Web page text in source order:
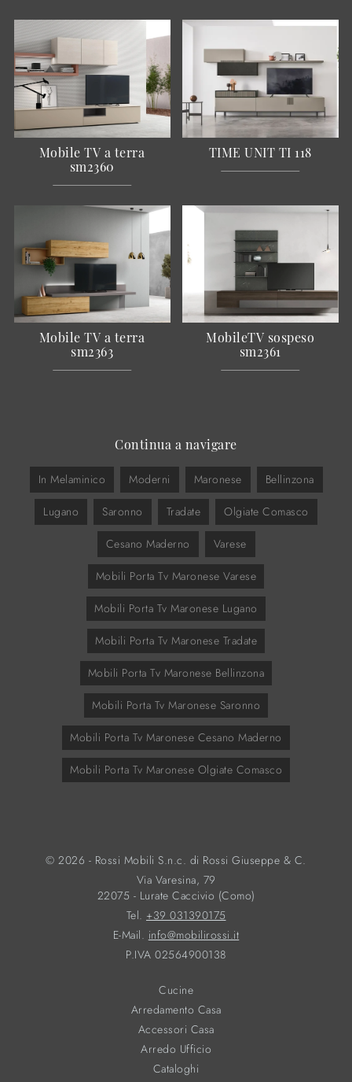
Mobile TV a terra
sm2360
TIME UNIT TI 118
Mobile TV a terra
sm2363
MobileTV sospeso
sm2361
Continua a navigare
In Melaminico Moderni Maronese Bellinzona
Lugano Saronno Tradate Olgiate Comasco
Cesano Maderno Varese
Mobili Porta Tv Maronese Varese
Mobili Porta Tv Maronese Lugano
Mobili Porta Tv Maronese Tradate
Mobili Porta Tv Maronese Bellinzona
Mobili Porta Tv Maronese Saronno
Mobili Porta Tv Maronese Cesano Maderno
Mobili Porta Tv Maronese Olgiate Comasco
© 2026 - Rossi Mobili S.n.c. di Rossi Giuseppe & C.
Via Varesina, 79
22075 - Lurate Caccivio (Como)
Tel. +39 031390175
E-Mail. info@mobilirossi.it
P.IVA 02564900138
Cucine
Arredamento Casa
Accessori Casa
Arredo Ufficio
Cataloghi